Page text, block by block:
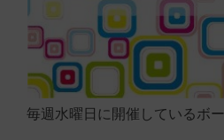
毎週水曜日に開催しているボ